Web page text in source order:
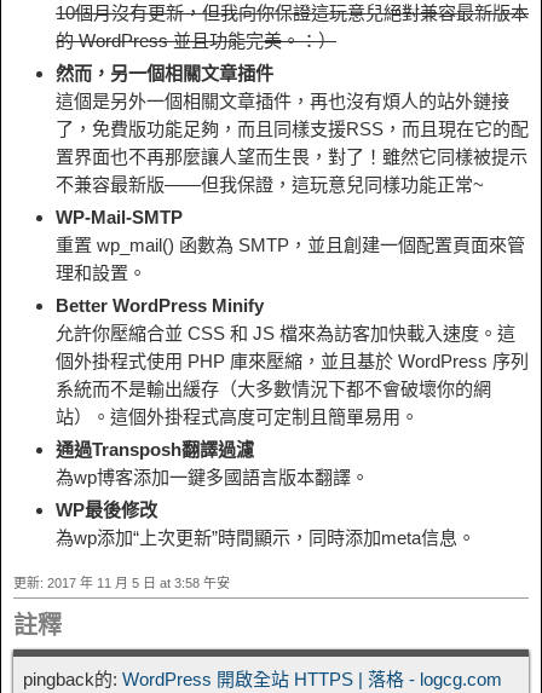
10個月沒有更新，但我向你保證這玩意兒絕對兼容最新版本
的 WordPress 並且功能完美。：）
然而，另一個相關文章插件
這個是另外一個相關文章插件，再也沒有煩人的站外鏈接
了，免費版功能足夠，而且同樣支援RSS，而且現在它的配
置界面也不再那麼讓人望而生畏，對了！雖然它同樣被提示
不兼容最新版——但我保證，這玩意兒同樣功能正常~
WP-Mail-SMTP
重置 wp_mail() 函數為 SMTP，並且創建一個配置頁面來管
理和設置。
Better WordPress Minify
允許你壓縮合並 CSS 和 JS 檔來為訪客加快載入速度。這
個外掛程式使用 PHP 庫來壓縮，並且基於 WordPress 序列
系統而不是輸出緩存（大多數情況下都不會破壞你的網
站）。這個外掛程式高度可定制且簡單易用。
通過Transposh翻譯過濾
為wp博客添加一鍵多國語言版本翻譯。
WP最後修改
為wp添加“上次更新”時間顯示，同時添加meta信息。
更新: 2017 年 11 月 5 日 at 3:58 午安
註釋
pingback的: WordPress 開啟全站 HTTPS | 落格 - logcg.com